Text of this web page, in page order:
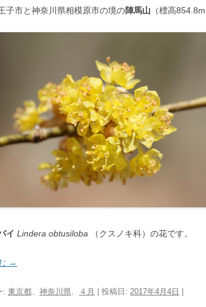
子市と神奈川県相模原市の境の陣馬山 （標高
イ Lindera obtusiloba （クスノキ科）の花です。
→
: 東京都、 神奈川県、 ４月 | 投稿日: 2017年4月4日